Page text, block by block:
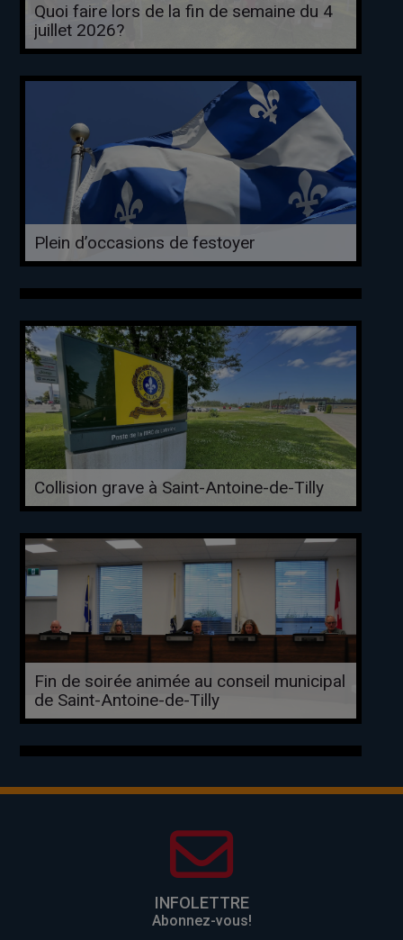
Quoi faire lors de la fin de semaine du 4
juillet 2026?
Plein d’occasions de festoyer
Collision grave à Saint-Antoine-de-Tilly
Fin de soirée animée au conseil municipal
de Saint-Antoine-de-Tilly
INFOLETTRE
Abonnez-vous!